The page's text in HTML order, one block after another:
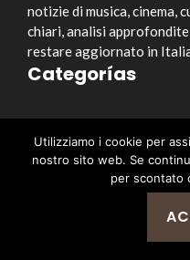
notizie di musica, cinema,
chiari, analisi
restare aggiornato in
Categorías
Musica
Cinema e Serie TV
Style&Culture
Enlaces útiles
Utilizziamo i cookie per
nostro sito web. Se
per scontato